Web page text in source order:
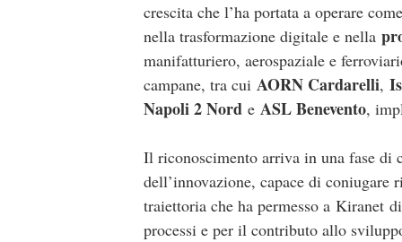
crescita che l’ha portata a operare
nella trasformazione digitale e nella
manifatturiero, aerospaziale e
campane, tra cui AORN Cardarelli,
Napoli 2 Nord e ASL Benevento,
Il riconoscimento arriva in una fase di
dell’innovazione, capace di
traiettoria che ha permesso a Kiranet
processi e per il contributo allo